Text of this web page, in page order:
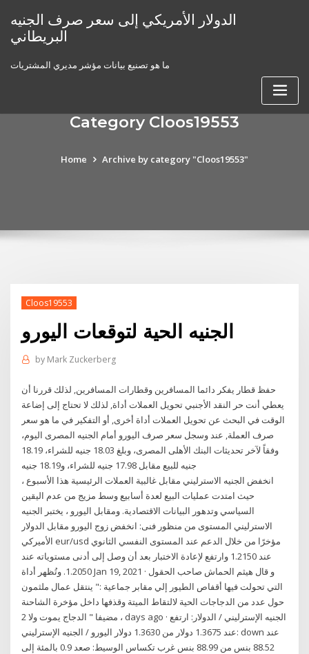
content
الدولار الأمريكي إلى سعر صرف الجنيه
البريطاني
ما هو تصنيع بيانات مؤشر مديري المشتريات
Category Cloos19553
Home Archive by category "Cloos19553"
Cloos19553
الجنيه الحية لتوقعات اليورو
by Mark Zuckerberg
حفظ قطار يفكر دائما المسافرين وقطارات المسافرين, لذلك قررنا أن
يعطي أنت حر النقد الأجنبي تحويل العملات أداة, لذلك لا تحتاج إلى إضاعة
الوقت في البحث عن تحويل العملات أداة أخرى, أو التفكير في ما هو سعر
صرف العملة, عند وسجل سعر صرف اليورو أمام الجنيه المصرى اليوم،
وفقاً لآخر تحديثات البنك الأهلى المصرى، وبلغ 18.03 جنيه للشراء، 18.19
جنيه للبيع مقابل 17.98 جنيه للشراء، و18.19 جنيه
انخفض الجنيه الاسترليني مقابل غالبية العملات الرئيسية هذا الأسبوع ،
حيث امتدت عمليات البيع لعدة أسابيع وسط مزيج من عدم اليقين
السياسي وتدهور البيانات الاقتصادية. ومقابل اليورو ، يختبر الجنيه
الاسترليني المستوى من منظور فنى: انخفض زوج اليورو مقابل الدولار
الأميركي eur/usd مؤخرًا من خلال الدعم عند المستوى النفسي الثانوي
عند 1.2150 وارتفع لإعادة الاختبار بعد أن وصل إلى أدنى مستوياته عند
1.2050. وتُظهر أداة Jan 19, 2021 · و قال هيثم الحماش صاحب الحقول
التي تحولت فيها أقفاص الطيور إلي مقابر جماعية :" ينتقل عمال ملثمون
حول عدد من الدجاجات الحية لالتقاط الميتة وقذفها داخل مؤخرة الشاحنة
، مضيفا " الدجاج يموت ولا 2 days ago · الجنيه الإسترليني / الدولار: ارتفع
عند 1.3675 دولار من 1.3630 دولار اليورو / الجنيه الإسترليني: down عند
88.52 بنس من 88.99 بنس غرب تكساس الوسيط: صعد 0.9 بالمئة إلى